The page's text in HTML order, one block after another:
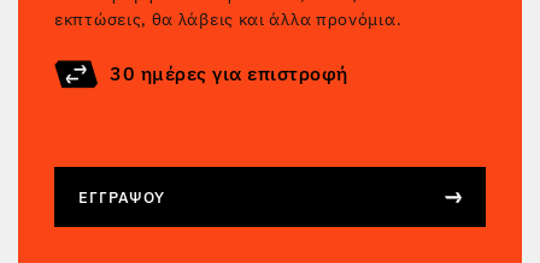
εκπτώσεις, θα λάβεις και άλλα προνόμια.
30 ημέρες για επιστροφή
ΕΓΓΡΆΨΟΥ